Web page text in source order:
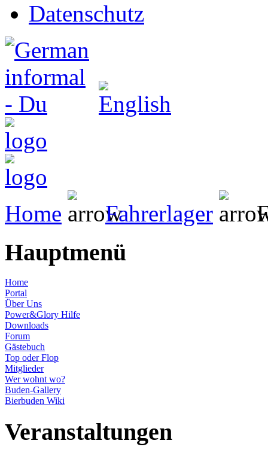
Datenschutz
Home Fahrerlager
Hauptmenü
Home
Portal
Über Uns
Power&Glory Hilfe
Downloads
Forum
Gästebuch
Top oder Flop
Mitglieder
Wer wohnt wo?
Buden-Gallery
Bierbuden Wiki
Veranstaltungen